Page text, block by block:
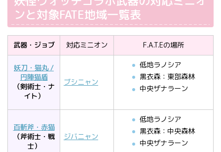
ンと対象FATE地域一覧表
武器・ジョブ 対応ミニオン F.A.T.Eの場所
妖刀・猫丸 /
円陣猫盾
（剣術士・ナ
イト）
ブシニャン
低地ラノシア
黒衣森：東部森林
中央ザナラーン
百斬斧・赤猫
（斧術士・戦
士）
ジバニャン
低地ラノシア
黒衣森：中央森林
中央ザナラーン